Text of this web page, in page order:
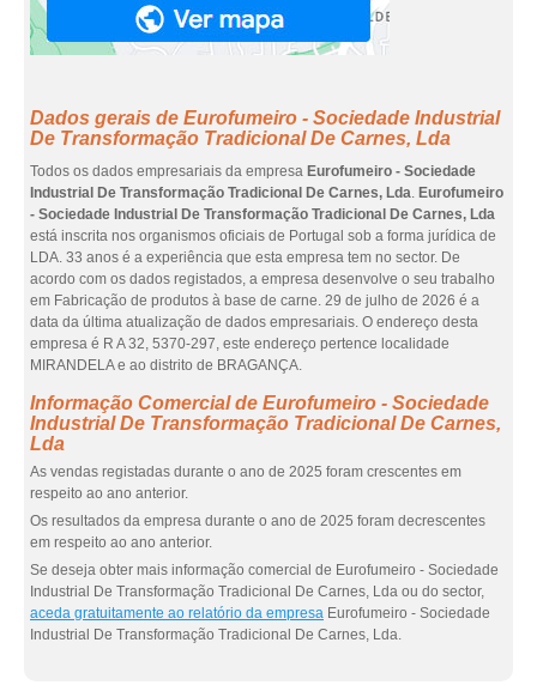
Dados gerais de Eurofumeiro - Sociedade Industrial
De Transformação Tradicional De Carnes, Lda
Todos os dados empresariais da empresa Eurofumeiro - Sociedade
Industrial De Transformação Tradicional De Carnes, Lda. Eurofumeiro
- Sociedade Industrial De Transformação Tradicional De Carnes, Lda
está inscrita nos organismos oficiais de Portugal sob a forma jurídica de
LDA. 33 anos é a experiência que esta empresa tem no sector. De
acordo com os dados registados, a empresa desenvolve o seu trabalho
em Fabricação de produtos à base de carne. 29 de julho de 2026 é a
data da última atualização de dados empresariais. O endereço desta
empresa é R A 32, 5370-297, este endereço pertence localidade
MIRANDELA e ao distrito de BRAGANÇA.
Informação Comercial de Eurofumeiro - Sociedade
Industrial De Transformação Tradicional De Carnes,
Lda
As vendas registadas durante o ano de 2025 foram crescentes em
respeito ao ano anterior.
Os resultados da empresa durante o ano de 2025 foram decrescentes
em respeito ao ano anterior.
Se deseja obter mais informação comercial de Eurofumeiro - Sociedade
Industrial De Transformação Tradicional De Carnes, Lda ou do sector,
aceda gratuitamente ao relatório da empresa Eurofumeiro - Sociedade
Industrial De Transformação Tradicional De Carnes, Lda.